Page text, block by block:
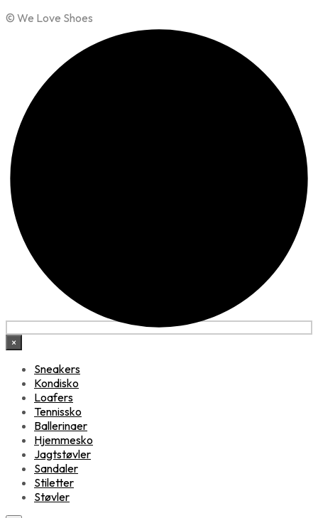
© We Love Shoes
×
Sneakers
Kondisko
Loafers
Tennissko
Ballerinaer
Hjemmesko
Jagtstøvler
Sandaler
Stiletter
Støvler